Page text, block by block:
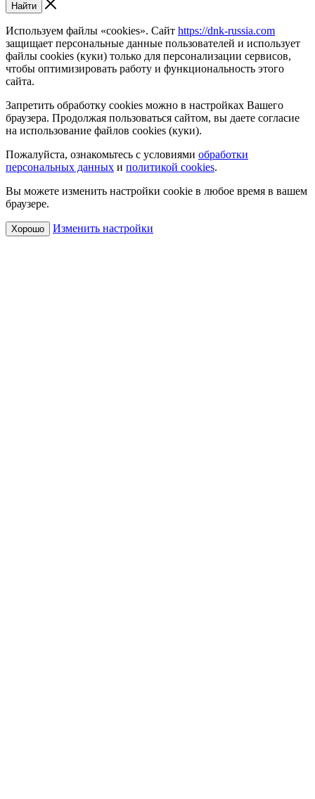
Найти
Используем файлы «cookies». Сайт https://dnk-russia.com
защищает персональные данные пользователей и использует
файлы cookies (куки) только для персонализации сервисов,
чтобы оптимизировать работу и функциональность этого
сайта.
Запретить обработку cookies можно в настройках Вашего
браузера. Продолжая пользоваться сайтом, вы даете согласие
на использование файлов cookies (куки).
Пожалуйста, ознакомьтесь с условиями обработки
персональных данных и политикой cookies.
Вы можете изменить настройки cookie в любое время в вашем
браузере.
Хорошо Изменить настройки